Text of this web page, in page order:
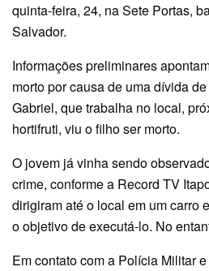
quinta-feira, 24, na Sete Portas,
Salvador.
Informações preliminares
morto por causa de uma dívida
Gabriel, que trabalha no local,
hortifruti, viu o filho ser morto.
O jovem já vinha sendo
crime, conforme a Record TV
dirigiram até o local em um carro
o objetivo de executá-lo. No
Em contato com a Polícia Militar